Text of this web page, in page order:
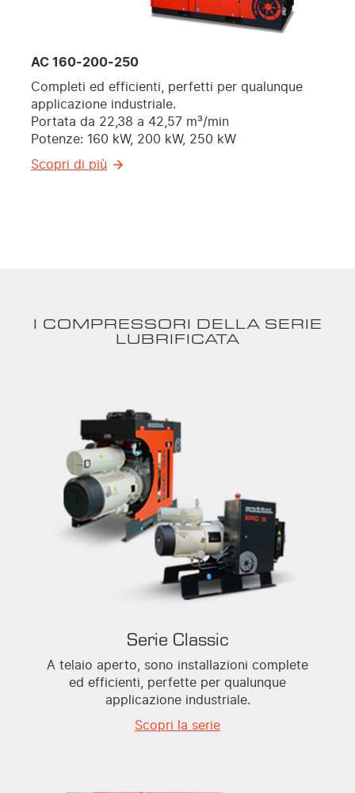
AC 160-200-250
Completi ed efficienti, perfetti per qualunque
applicazione industriale.
Portata da 22,38 a 42,57 m³/min
Potenze: 160 kW, 200 kW, 250 kW
Scopri di più
I COMPRESSORI DELLA SERIE
LUBRIFICATA
Serie Classic
A telaio aperto, sono installazioni complete
ed efficienti, perfette per qualunque
applicazione industriale.
Scopri la serie